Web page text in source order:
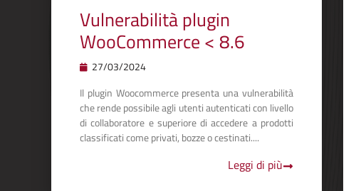
Vulnerabilità plugin
WooCommerce < 8.6
27/03/2024
Il plugin Woocommerce presenta una vulnerabilità
che rende possibile agli utenti autenticati con livello
di collaboratore e superiore di accedere a prodotti
classificati come privati, bozze o cestinati....
Leggi di più